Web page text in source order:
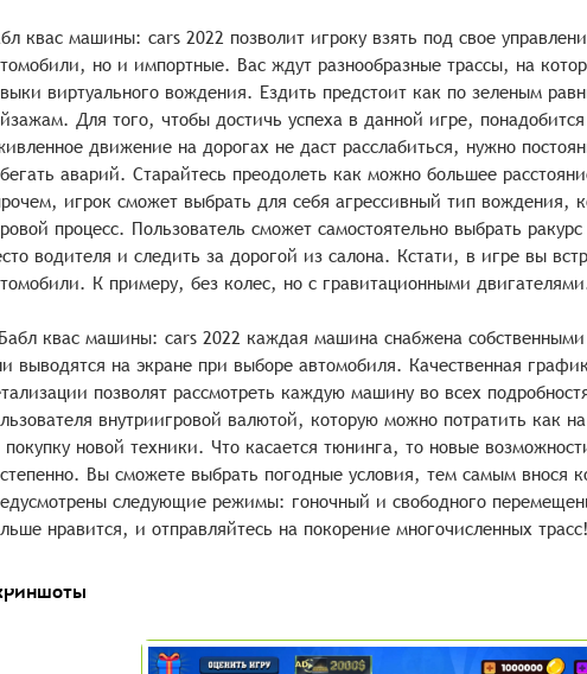
квас машины: cars 2022 позволит игроку взять под свое
но и импортные. Вас ждут разнообразные трассы, на
виртуального вождения. Ездить предстоит как по зеленым
Для того, чтобы достичь успеха в данной игре,
движение на дорогах не даст расслабиться, нужно
аварий. Старайтесь преодолеть как можно большее
игрок сможет выбрать для себя агрессивный тип вождения,
процесс. Пользователь сможет самостоятельно выбрать
водителя и следить за дорогой из салона. Кстати, в игре вы
К примеру, без колес, но с гравитационными
квас машины: cars 2022 каждая машина снабжена
выводятся на экране при выборе автомобиля. Качественная
позволят рассмотреть каждую машину во всех
внутриигровой валютой, которую можно потратить как
покупку новой техники. Что касается тюнинга, то новые
Вы сможете выбрать погодные условия, тем самым внося
следующие режимы: гоночный и свободного
нравится, и отправляйтесь на покорение многочисленных трасс!